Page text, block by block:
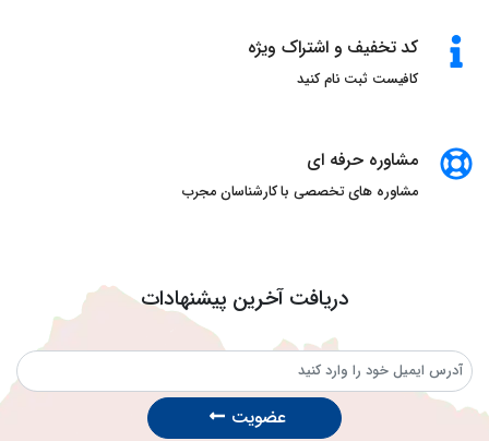
کد تخفیف و اشتراک ویژه
کافیست ثبت نام کنید
مشاوره حرفه ای
مشاوره های تخصصی با کارشناسان مجرب
دریافت آخرین پیشنهادات
عضویت